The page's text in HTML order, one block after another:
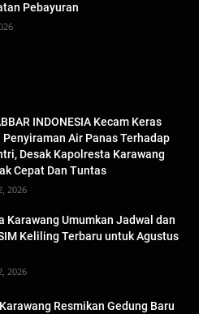
Pebayuran
INDONESIA Kecam Keras
Penyiraman Air Panas Terhadap
Desak Kapolresta Karawang
Cepat Dan Tuntas
2026
Karawang Umumkan Jadwal dan
Keliling Terbaru untuk Agustus
2026
Resmikan Gedung Baru